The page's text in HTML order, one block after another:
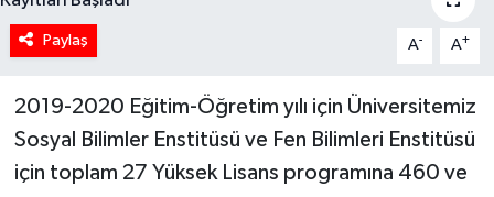
Paylaş A- A+
2019-2020 Eğitim-Öğretim yılı için Üniversitemiz
Sosyal Bilimler Enstitüsü ve Fen Bilimleri Enstitüsü
için toplam 27 Yüksek Lisans programına 460 ve